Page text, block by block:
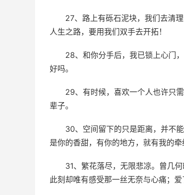
27、路上有砾石泥块，我们去清
人生之路，要用我们双手去开拓！
28、和你分手后，我已锁上心门
好吗。
29、有时候，喜欢一个人也许只
辈子。
30、空间留下的只是距离，并不
是你的香甜，有你的地方，就有我的牵
31、繁花落尽，无限悲凉。曾几
此刻却唯有感受那一丝无奈与心痛；